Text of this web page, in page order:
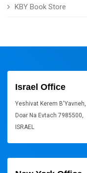
KBY Book Store
Israel Office
Yeshivat Kerem B'Yavneh,
Doar Na Evtach 7985500,
ISRAEL